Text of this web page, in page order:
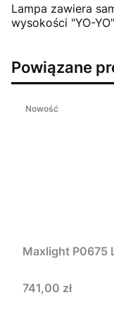
Lampa zawiera
wysokości "YO-YO"
Powiązane
Nowość
Maxlight P0675
Cena
741,00 zł